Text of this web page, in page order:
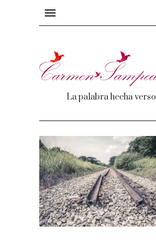
Toggle
navigation
La palabra hecha verso